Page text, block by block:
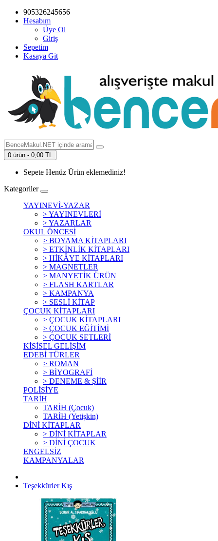
905326245656
Hesabım
Üye Ol
Giriş
Sepetim
Kasaya Git
0 ürün - 0,00 TL
Sepete Henüz Ürün eklemediniz!
Kategoriler
YAYINEVİ-YAZAR
> YAYINEVLERİ
> YAZARLAR
OKUL ÖNCESİ
> BOYAMA KİTAPLARI
> ETKİNLİK KİTAPLARI
> HİKÂYE KİTAPLARI
> MAGNETLER
> MANYETİK ÜRÜN
> FLASH KARTLAR
> KAMPANYA
> SESLİ KİTAP
ÇOCUK KİTAPLARI
> ÇOCUK KİTAPLARI
> ÇOCUK EĞİTİMİ
> ÇOCUK SETLERİ
KİŞİSEL GELİŞİM
EDEBİ TÜRLER
> ROMAN
> BİYOGRAFİ
> DENEME & ŞİİR
POLİSİYE
TARİH
TARİH (Çocuk)
TARİH (Yetişkin)
DİNİ KİTAPLAR
> DİNİ KİTAPLAR
> DİNİ ÇOCUK
ENGELSİZ
KAMPANYALAR
Teşekkürler Kış